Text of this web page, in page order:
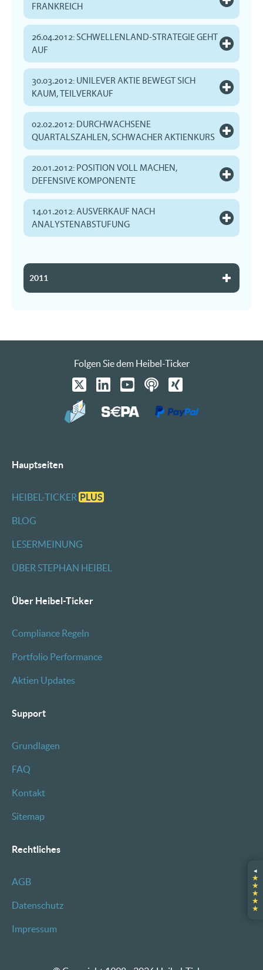
◂
★
★
★
★
★
FRANKREICH
26.04.2012: SCHWELLENLAND-STRATEGIE GEHT
AUF
30.03.2012: UNILEVER AKTIE BEWEGT SICH
KAUM, TEILVERKAUF
02.02.2012: DURCHWACHSENE
QUARTALSZAHLEN, SCHWACHER AKTIENKURS
20.01.2012: POSITION VOLL MACHEN,
DEFENSIVE KOMPONENTE
14.01.2012: AUSVERKAUF NACH
ANALYSTENABSTUFUNG
2011
Folgen Sie dem Heibel-Ticker
Hauptseiten
HEIBEL-TICKER PLUS
BLOG
LESERMEINUNG
ÜBER STEPHAN HEIBEL
Über Heibel-Ticker
Compliance Regeln
Portfolio Performance
Aktien Updates
Support
Grundlagen
FAQ
Kontakt
Sitemap
Rechtliches
AGB
Datenschutz
Impressum